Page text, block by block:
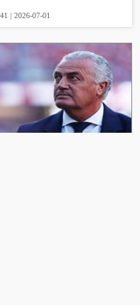
2026-07-01 | 12:41 ص